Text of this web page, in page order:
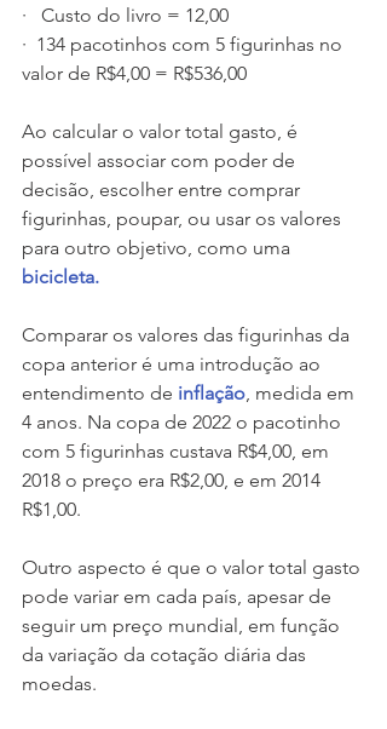
·   Custo do livro = 12,00
·  134 pacotinhos com 5 figurinhas no
valor de R$4,00 = R$536,00
Ao calcular o valor total gasto, é
possível associar com poder de
decisão, escolher entre comprar
figurinhas, poupar, ou usar os valores
para outro objetivo, como uma
bicicleta.
Comparar os valores das figurinhas da
copa anterior é uma introdução ao
entendimento de inflação, medida em
4 anos. Na copa de 2022 o pacotinho
com 5 figurinhas custava R$4,00, em
2018 o preço era R$2,00, e em 2014
R$1,00.
Outro aspecto é que o valor total gasto
pode variar em cada país, apesar de
seguir um preço mundial, em função
da variação da cotação diária das
moedas.